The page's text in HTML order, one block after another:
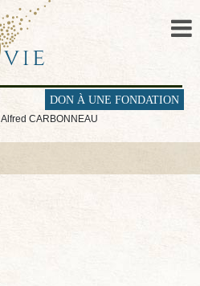
DON À UNE FONDATION
Alfred CARBONNEAU